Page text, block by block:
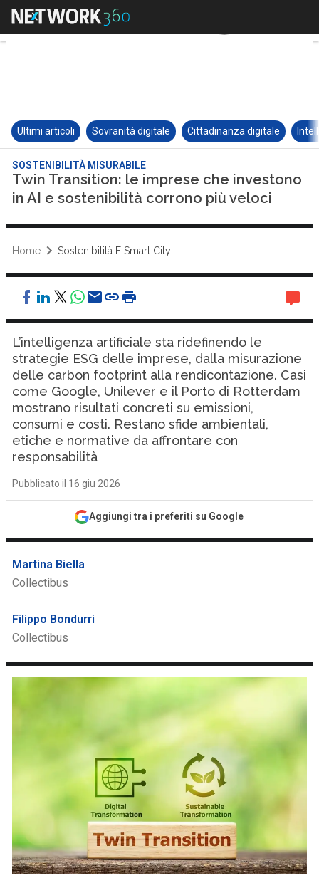
Ultimi articoli Sovranità digitale Cittadinanza digitale
SOSTENIBILITÀ MISURABILE
Twin Transition: le imprese che investono
in AI e sostenibilità corrono più veloci
Home Sostenibilità E Smart City
L’intelligenza artificiale sta ridefinendo le
strategie ESG delle imprese, dalla misurazione
delle carbon footprint alla rendicontazione. Casi
come Google, Unilever e il Porto di Rotterdam
mostrano risultati concreti su emissioni,
consumi e costi. Restano sfide ambientali,
etiche e normative da affrontare con
responsabilità
Pubblicato il 16 giu 2026
Aggiungi tra i preferiti su Google
Martina Biella
Collectibus
Filippo Bondurri
Collectibus